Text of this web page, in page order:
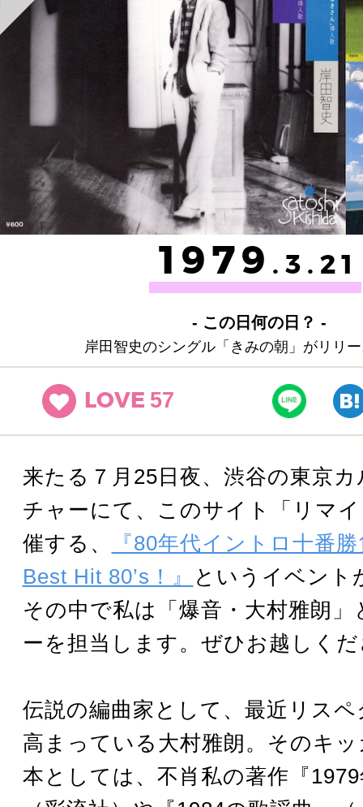
1979 .3.21
- この日何の日？ -
岸田智史のシングル「きみの朝」がリリ
LOVE 57
来たる７月25日夜、渋谷の東京
チャーにて、このサイト「リマ
催する、
『80年代イントロ十番
Best Hit 80’s！』
というイベント
その中で私は「爆音・大村雅朗
ーを担当します。ぜひお越しく
伝説の編曲家として、最近リス
高まっている大村雅朗。そのキ
本としては、不肖私の著作『